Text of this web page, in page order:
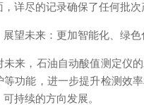
，详尽的记录确保了任何批
未来：更加智能化、绿色
，石油自动酸值测定仪的
等功能，进一步提升检测效
持续的方向发展。